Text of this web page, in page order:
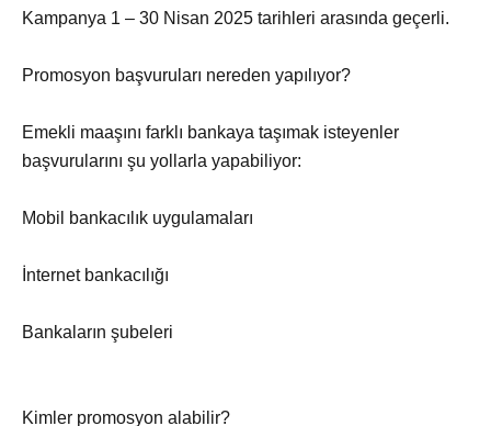
Kampanya 1 – 30 Nisan 2025 tarihleri arasında geçerli.
Promosyon başvuruları nereden yapılıyor?
Emekli maaşını farklı bankaya taşımak isteyenler
başvurularını şu yollarla yapabiliyor:
Mobil bankacılık uygulamaları
İnternet bankacılığı
Bankaların şubeleri
Kimler promosyon alabilir?